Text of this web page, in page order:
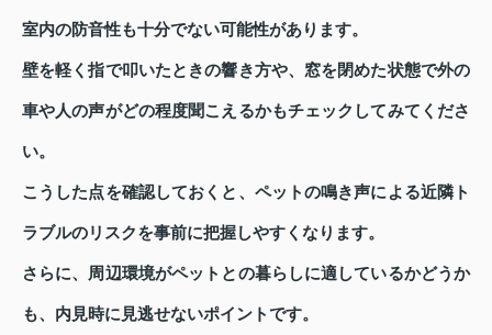
室内の防音性も十分でない可能性があります。
壁を軽く指で叩いたときの響き方や、窓を閉めた状態で外の
車や人の声がどの程度聞こえるかもチェックしてみてくださ
い。
こうした点を確認しておくと、ペットの鳴き声による近隣ト
ラブルのリスクを事前に把握しやすくなります。
さらに、周辺環境がペットとの暮らしに適しているかどうか
も、内見時に見逃せないポイントです。